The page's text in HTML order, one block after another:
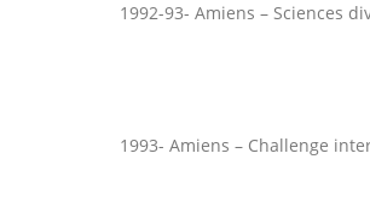
1992-93- Amiens – Sciences
1993- Amiens – Challenge